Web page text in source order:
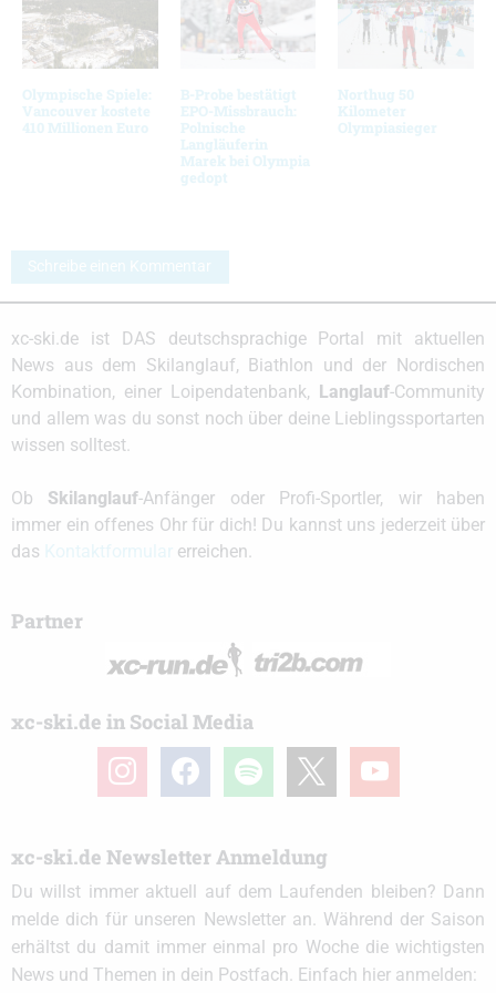
Olympische Spiele:
Vancouver kostete
410 Millionen Euro
B-Probe bestätigt
EPO-Missbrauch:
Polnische
Langläuferin
Marek bei Olympia
gedopt
Northug 50
Kilometer
Olympiasieger
Schreibe einen Kommentar
xc-ski.de ist DAS deutschsprachige Portal mit aktuellen
News aus dem Skilanglauf, Biathlon und der Nordischen
Kombination, einer Loipendatenbank, Langlauf-Community
und allem was du sonst noch über deine Lieblingssportarten
wissen solltest.
Ob Skilanglauf-Anfänger oder Profi-Sportler, wir haben
immer ein offenes Ohr für dich! Du kannst uns jederzeit über
das
erreichen.
Partner
xc-ski.de in Social Media
instagramfacebook spotify youtube
xc-ski.de Newsletter Anmeldung
Du willst immer aktuell auf dem Laufenden bleiben? Dann
melde dich für unseren Newsletter an. Während der Saison
erhältst du damit immer einmal pro Woche die wichtigsten
News und Themen in dein Postfach. Einfach hier anmelden: